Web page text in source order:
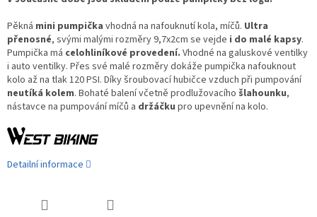
Pěkná mini pumpička vhodná na nafouknutí kola, míčů. Ultra
přenosné, svými malými rozměry 9,7x2cm se vejde i do malé kapsy.
Pumpička má celohliníkové provedení. Vhodné na galuskové ventilky
i auto ventilky. Přes své malé rozměry dokáže pumpička nafouknout
kolo až na tlak 120 PSI. Díky šroubovací hubičce vzduch při pumpování
neutíká kolem. Bohaté balení včetně prodlužovacího šlahounku,
nástavce na pumpování míčů a držáčku pro upevnění na kolo.
Detailní informace